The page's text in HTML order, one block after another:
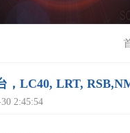
LC40, LRT,
2:45:54